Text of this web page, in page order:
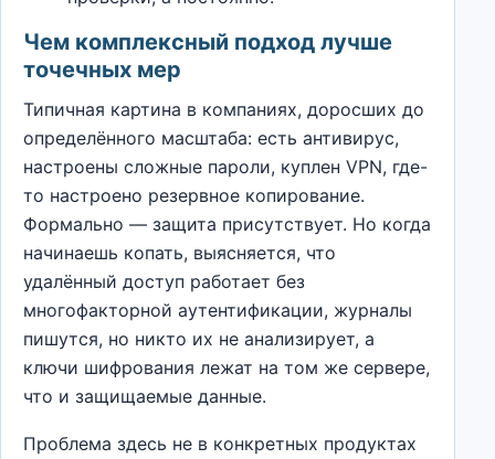
Чем комплексный подход лучше
точечных мер
Типичная картина в компаниях, доросших до
определённого масштаба: есть антивирус,
настроены сложные пароли, куплен VPN, где-
то настроено резервное копирование.
Формально — защита присутствует. Но когда
начинаешь копать, выясняется, что
удалённый доступ работает без
многофакторной аутентификации, журналы
пишутся, но никто их не анализирует, а
ключи шифрования лежат на том же сервере,
что и защищаемые данные.
Проблема здесь не в конкретных продуктах